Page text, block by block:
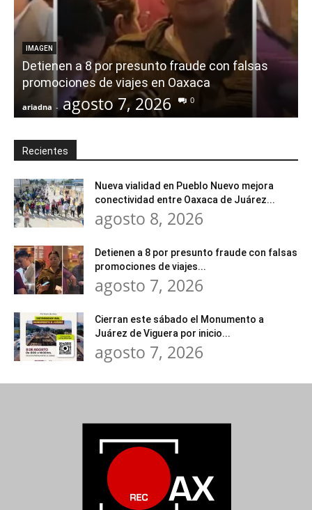
IMAGEN
Detienen a 8 por presunto fraude con falsas
promociones de viajes en Oaxaca
ariadna - agosto 7, 2026 0
Recientes
Nueva vialidad en Pueblo Nuevo mejora
conectividad entre Oaxaca de Juárez...
agosto 8, 2026
Detienen a 8 por presunto fraude con falsas
promociones de viajes...
agosto 7, 2026
Cierran este sábado el Monumento a
Juárez de Viguera por inicio...
agosto 7, 2026